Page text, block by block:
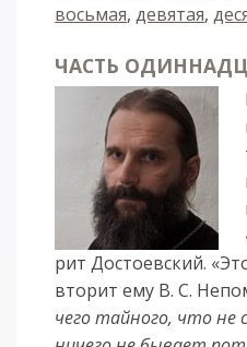
восьмая,девятая,
ЧАСТЬ
рит Дос­то­евс­кий.
вто­рит ему В. С.
че­го тай­но­го, что не